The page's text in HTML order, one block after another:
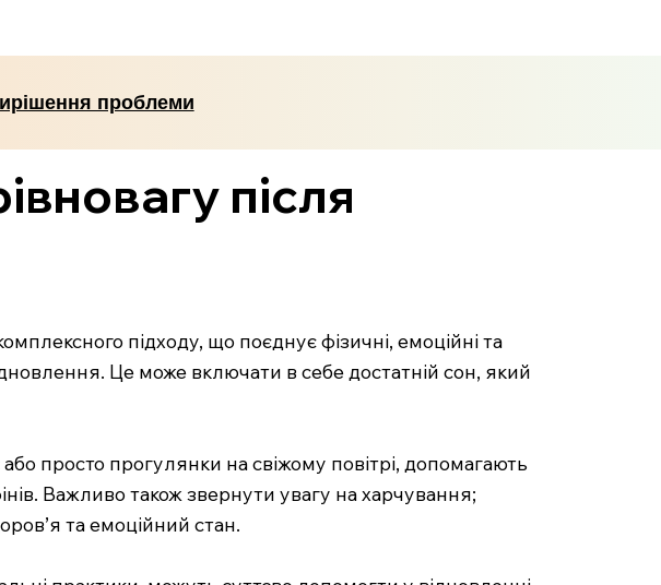
проблеми
після
підходу, що поєднує фізичні, емоційні та
Це може включати в себе достатній сон, який
просто прогулянки на свіжому повітрі, допомагають
Важливо також звернути увагу на харчування;
та емоційний стан.